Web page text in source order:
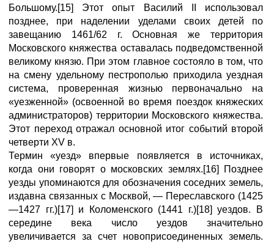
Большому.[15] Этот опыт Василий II использовал
позднее, при наделении уделами своих детей по
завещанию 1461/62 г. Основная же территория
Московского княжества оставалась подведомственной
великому князю. При этом главное состояло в том, что
на смену удельному пестрополью приходила уездная
система, проверенная жизнью первоначально на
«уезженной» (освоенной во время поездок княжеских
администраторов) территории Московского княжества.
Этот переход отражал основной итог событий второй
четверти XV в.
Термин «уезд» впервые появляется в источниках,
когда они говорят о московских землях.[16] Позднее
уезды упоминаются для обозначения соседних земель,
издавна связанных с Москвой, — Переславского (1425
—1427 гг.)[17] и Коломенского (1441 г.)[18] уездов. В
середине века число уездов значительно
увеличивается за счет новоприсоединенных земель.